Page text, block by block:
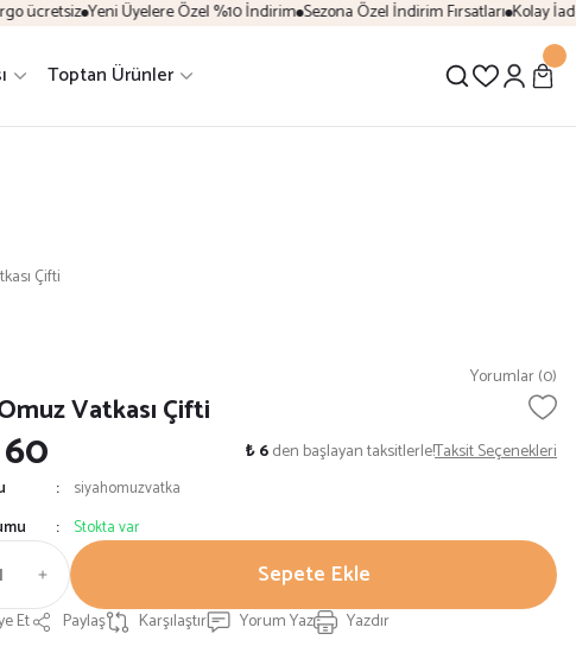
ücretsiz Yeni Üyelere Özel %10 İndirim Sezona Özel İndirim Fırsatları Kolay İade
Toptan Ürünler
Çifti
Yorumlar (0)
Vatkası Çifti
₺ 6den başlayan taksitlerle!Taksit Seçenekleri
siyahomuzvatka
Stokta var
Sepete Ekle
Et Paylaş Karşılaştır Yorum Yaz Yazdır